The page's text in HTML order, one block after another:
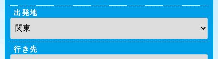
出発地
行き先